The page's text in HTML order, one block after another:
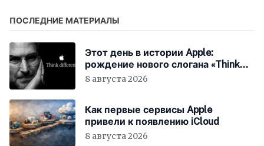
ПОСЛЕДНИЕ МАТЕРИАЛЫ
Этот день в истории Apple:
рождение нового слогана «Think
Different»
8 августа 2026
Как первые сервисы Apple
привели к появлению iCloud
8 августа 2026